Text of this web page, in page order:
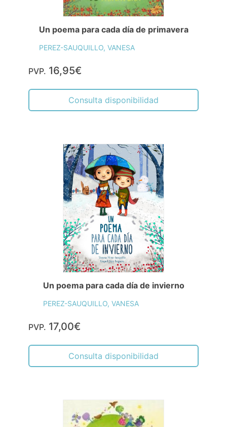
Un poema para cada día de primavera
PEREZ-SAUQUILLO, VANESA
PVP. 16,95€
Consulta disponibilidad
Un poema para cada día de invierno
PEREZ-SAUQUILLO, VANESA
PVP. 17,00€
Consulta disponibilidad